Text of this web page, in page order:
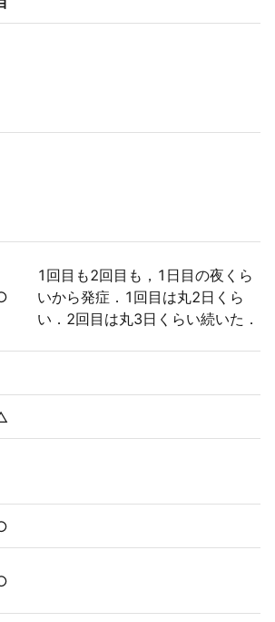
1回目も2回目も，1日目の夜くら
いから発症．1回目は丸2日くら
い．2回目は丸3日くらい続いた．